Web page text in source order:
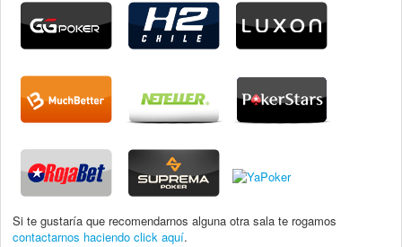
Si te gustaría que recomendarnos alguna otra sala te rogamos
contactarnos haciendo click aquí.